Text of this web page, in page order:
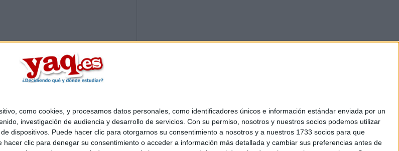
como cookies, y procesamos datos personales, como identificadores únicos e información estándar enviada por un
investigación de audiencia y desarrollo de servicios. Con su permiso, nosotros y nuestros socios podemos utilizar
dispositivos. Puede hacer clic para otorgarnos su consentimiento a nosotros y a nuestros 1733 socios para que
clic para denegar su consentimiento o acceder a información más detallada y cambiar sus preferencias antes de
Quiénes somos |Contactar| Anúnciate
privacidad|Condiciones generales|Política de cookies